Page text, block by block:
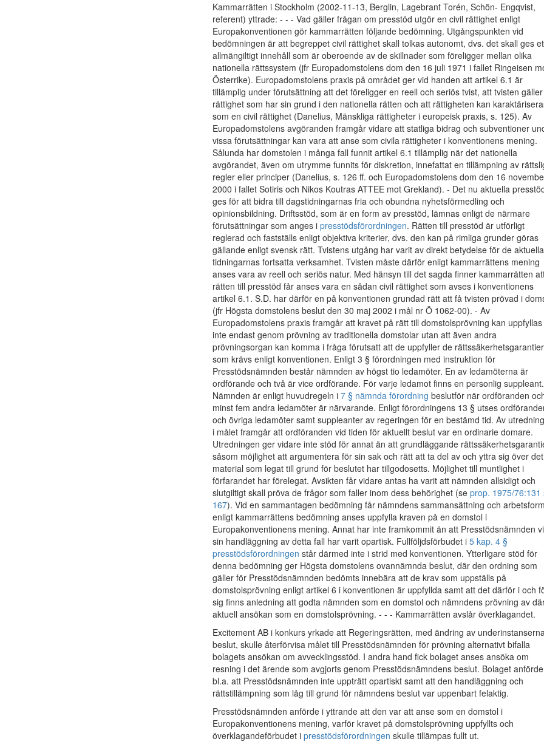
Kammarrätten i Stockholm (2002-11-13, Berglin, Lagebrant Torén, Schön- Engqvist,
referent) yttrade: - - - Vad gäller frågan om presstöd utgör en civil rättighet enligt
Europakonventionen gör kammarrätten följande bedömning. Utgångspunkten vid
bedömningen är att begreppet civil rättighet skall tolkas autonomt, dvs. det skall ges
allmängiltigt innehåll som är oberoende av de skillnader som föreligger mellan olika
nationella rättssystem (jfr Europadomstolens dom den 16 juli 1971 i fallet Ringeisen
Österrike). Europadomstolens praxis på området ger vid handen att artikel 6.1 är
tillämplig under förutsättning att det föreligger en reell och seriös tvist, att tvisten
rättighet som har sin grund i den nationella rätten och att rättigheten kan
som en civil rättighet (Danelius, Mänskliga rättigheter i europeisk praxis, s. 125). Av
Europadomstolens avgöranden framgår vidare att statliga bidrag och subventioner
vissa förutsättningar kan vara att anse som civila rättigheter i konventionens mening.
Sålunda har domstolen i många fall funnit artikel 6.1 tillämplig när det nationella
avgörandet, även om utrymme funnits för diskretion, innefattat en tillämpning av
regler eller principer (Danelius, s. 126 ff. och Europadomstolens dom den 16
2000 i fallet Sotiris och Nikos Koutras ATTEE mot Grekland). - Det nu aktuella
ges för att bidra till dagstidningarnas fria och obundna nyhetsförmedling och
opinionsbildning. Driftsstöd, som är en form av presstöd, lämnas enligt de närmare
förutsättningar som anges i presstödsförordningen. Rätten till presstöd är utförligt
reglerad och fastställs enligt objektiva kriterier, dvs. den kan på rimliga grunder göras
gällande enligt svensk rätt. Tvistens utgång har varit av direkt betydelse för de aktuella
tidningarnas fortsatta verksamhet. Tvisten måste därför enligt kammarrättens mening
anses vara av reell och seriös natur. Med hänsyn till det sagda finner kammarrätten
rätten till presstöd får anses vara en sådan civil rättighet som avses i konventionens
artikel 6.1. S.D. har därför en på konventionen grundad rätt att få tvisten prövad i
(jfr Högsta domstolens beslut den 30 maj 2002 i mål nr Ö 1062-00). - Av
Europadomstolens praxis framgår att kravet på rätt till domstolsprövning kan uppfyllas
inte endast genom prövning av traditionella domstolar utan att även andra
prövningsorgan kan komma i fråga förutsatt att de uppfyller de rättssäkerhetsgarantier
som krävs enligt konventionen. Enligt 3 § förordningen med instruktion för
Presstödsnämnden består nämnden av högst tio ledamöter. En av ledamöterna är
ordförande och två är vice ordförande. För varje ledamot finns en personlig suppleant.
Nämnden är enligt huvudregeln i 7 § nämnda förordning beslutför när ordföranden
minst fem andra ledamöter är närvarande. Enligt förordningens 13 § utses
och övriga ledamöter samt suppleanter av regeringen för en bestämd tid. Av
i målet framgår att ordföranden vid tiden för aktuellt beslut var en ordinarie domare.
Utredningen ger vidare inte stöd för annat än att grundläggande
såsom möjlighet att argumentera för sin sak och rätt att ta del av och yttra sig över det
material som legat till grund för beslutet har tillgodosetts. Möjlighet till muntlighet i
förfarandet har förelegat. Avsikten får vidare antas ha varit att nämnden allsidigt och
slutgiltigt skall pröva de frågor som faller inom dess behörighet (se prop. 1975/76:131
167). Vid en sammantagen bedömning får nämndens sammansättning och
enligt kammarrättens bedömning anses uppfylla kraven på en domstol i
Europakonventionens mening. Annat har inte framkommit än att Presstödsnämnden
sin handläggning av detta fall har varit opartisk. Fullföljdsförbudet i 5 kap. 4 §
presstödsförordningen står därmed inte i strid med konventionen. Ytterligare stöd för
denna bedömning ger Högsta domstolens ovannämnda beslut, där den ordning som
gäller för Presstödsnämnden bedömts innebära att de krav som uppställs på
domstolsprövning enligt artikel 6 i konventionen är uppfyllda samt att det därför i och
sig finns anledning att godta nämnden som en domstol och nämndens prövning av
aktuell ansökan som en domstolsprövning. - - - Kammarrätten avslår överklagandet.
Excitement AB i konkurs yrkade att Regeringsrätten, med ändring av
beslut, skulle återförvisa målet till Presstödsnämnden för prövning alternativt bifalla
bolagets ansökan om avvecklingsstöd. I andra hand fick bolaget anses ansöka om
resning i det ärende som avgjorts genom Presstödsnämndens beslut. Bolaget anförde
bl.a. att Presstödsnämnden inte uppträtt opartiskt samt att den handläggning och
rättstillämpning som låg till grund för nämndens beslut var uppenbart felaktig.
Presstödsnämnden anförde i yttrande att den var att anse som en domstol i
Europakonventionens mening, varför kravet på domstolsprövning uppfyllts och
överklagandeförbudet i presstödsförordningen skulle tillämpas fullt ut.